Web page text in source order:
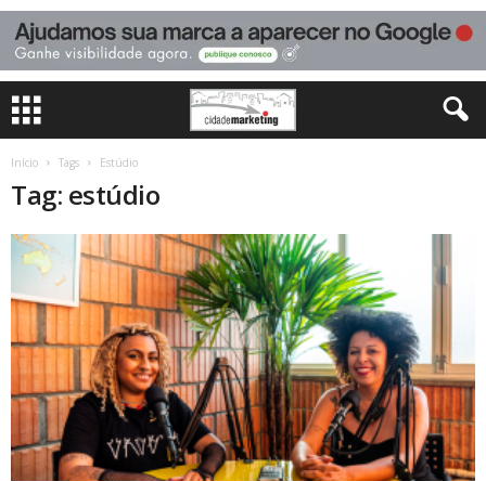
Início Tags Estúdio
Tag: estúdio